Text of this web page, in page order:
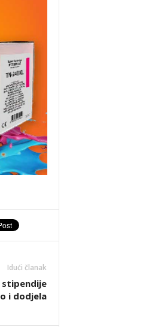
Idući članak
stipendije
i dodjela